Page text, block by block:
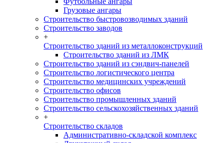
Грузовые ангары
Строительство быстровозводимых зданий
Строительство заводов
+
Строительство зданий из металлоконструкций
Строительство зданий из ЛМК
Строительство зданий из сэндвич-панелей
Строительство логистического центра
Строительство медицинских учреждений
Строительство офисов
Строительство промышленных зданий
Строительство сельскохозяйственных зданий
+
Строительство складов
Административно-складской комплекс